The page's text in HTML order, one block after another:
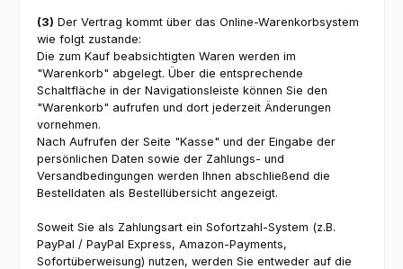
(3) Der Vertrag kommt über das Online-Warenkorbsystem
wie folgt zustande:
Die zum Kauf beabsichtigten Waren werden im
"Warenkorb" abgelegt. Über die entsprechende
Schaltfläche in der Navigationsleiste können Sie den
"Warenkorb" aufrufen und dort jederzeit Änderungen
vornehmen.
Nach Aufrufen der Seite "Kasse" und der Eingabe der
persönlichen Daten sowie der Zahlungs- und
Versandbedingungen werden Ihnen abschließend die
Bestelldaten als Bestellübersicht angezeigt.
Soweit Sie als Zahlungsart ein Sofortzahl-System (z.B.
PayPal / PayPal Express, Amazon-Payments,
Sofortüberweisung) nutzen, werden Sie entweder auf die